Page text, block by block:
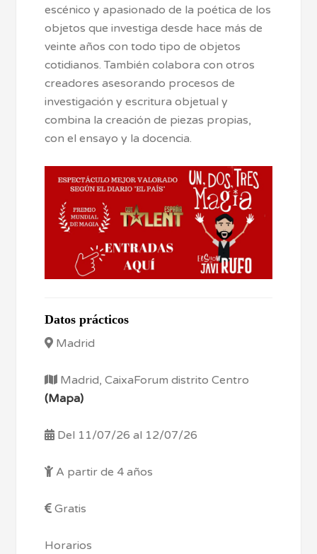
escénico y apasionado de la poética de los
objetos que investiga desde hace más de
veinte años con todo tipo de objetos
cotidianos. También colabora con otros
creadores asesorando procesos de
investigación y escritura objetual y
combina la creación de piezas propias,
con el ensayo y la docencia.
Datos prácticos
Madrid
Madrid, CaixaForum distrito Centro
(Mapa)
Del 11/07/26 al 12/07/26
A partir de 4 años
Gratis
Horarios